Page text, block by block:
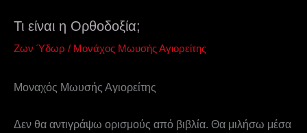
Τι είναι η Ορθοδοξία;
Ζων Ύδωρ / Μονάχος Μωυσής Αγιορείτης
Μοναχός Μωυσής Αγιορείτης
Δεν θα αντιγράψω ορισμούς από βιβλία. Θα μιλήσω μέσα